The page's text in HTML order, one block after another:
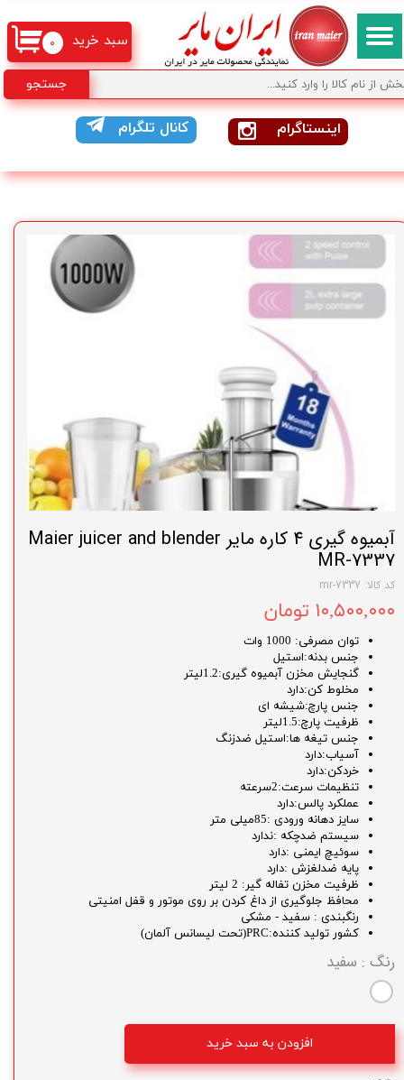
جستجو
کانال تلگرام اینستاگرام
۰ سبد خرید
آبمیوه گیری 4 کاره مایر Maier juicer and blender
MR-7337
کد کالا: mr-7337
۱۰,۵۰۰,۰۰۰ تومان
توان مصرفی: 1000 وات
جنس بدنه:استیل
گنجایش مخزن آبمیوه گیری:1.2لیتر
مخلوط کن:دارد
جنس پارچ:شیشه ای
ظرفیت پارچ:1.5لیتر
جنس تیغه ها:استیل ضدزنگ
آسیاب:دارد
خردکن:دارد
تنظیمات سرعت:2سرعته
عملکرد پالس:دارد
سایز دهانه ورودی :85میلی متر
سیستم ضدچکه :ندارد
سوئیچ ایمنی :دارد
پایه ضدلغزش :دارد
ظرفیت مخزن تفاله گیر: 2 لیتر
محافظ جلوگیری از داغ کردن بر روی موتور و قفل امنیتی
رنگبندی : سفید - مشکی
کشور تولید کننده:PRC(تحت لیسانس آلمان)
رنگ : سفید
افزودن به سبد خرید